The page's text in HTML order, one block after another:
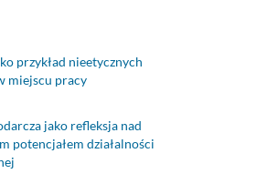
przykład nieetycznych
miejscu pracy
jako refleksja nad
potencjałem działalności